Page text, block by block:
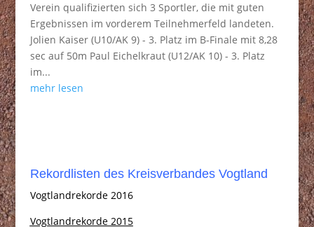
Verein qualifizierten sich 3 Sportler, die mit guten
Ergebnissen im vorderem Teilnehmerfeld landeten.
Jolien Kaiser (U10/AK 9) - 3. Platz im B-Finale mit 8,28
sec auf 50m Paul Eichelkraut (U12/AK 10) - 3. Platz
im...
mehr lesen
Rekordlisten des Kreisverbandes Vogtland
Vogtlandrekorde 2016
Vogtlandrekorde 2015